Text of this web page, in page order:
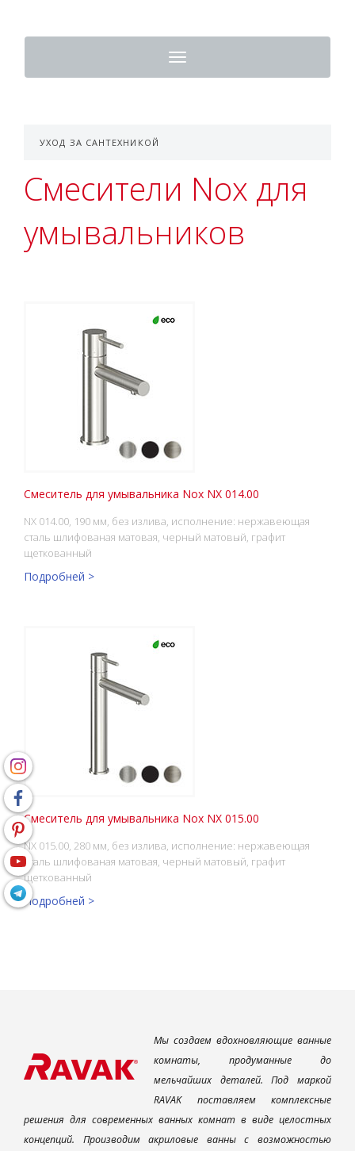
Toggle
navigation
УХОД ЗА САНТЕХНИКОЙ
Смесители Nox для
умывальников
Смеситель для умывальника Nox NX 014.00
NX 014.00, 190 мм, без излива, исполнение: нержавеющая
сталь шлифованая матовая, черный матовый, графит
щеткованный
Подробней >
Смеситель для умывальника Nox NX 015.00
NX 015.00, 280 мм, без излива, исполнение: нержавеющая
сталь шлифованая матовая, черный матовый, графит
щеткованный
Подробней >
Мы создаем вдохновляющие ванные
комнаты, продуманные до
мельчайших деталей. Под маркой
RAVAK поставляем комплексные
решения для современных ванных комнат в виде целостных
концепций. Производим акриловые ванны с возможностью